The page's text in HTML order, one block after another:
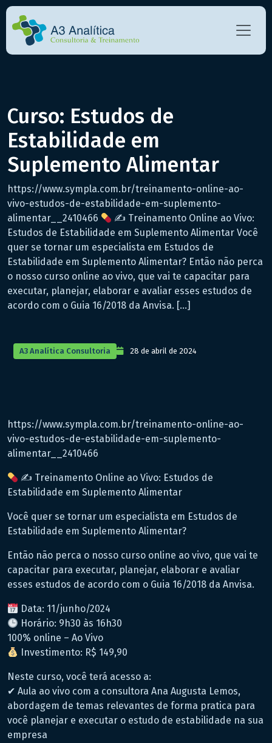
Curso: Estudos de
Estabilidade em
Suplemento Alimentar
https://www.sympla.com.br/treinamento-online-ao-
vivo-estudos-de-estabilidade-em-suplemento-
alimentar__2410466
✍ Treinamento Online ao Vivo:
Estudos de Estabilidade em Suplemento Alimentar Você
quer se tornar um especialista em Estudos de
Estabilidade em Suplemento Alimentar? Então não perca
o nosso curso online ao vivo, que vai te capacitar para
executar, planejar, elaborar e avaliar esses estudos de
acordo com o Guia 16/2018 da Anvisa. […]
A3 Analítica Consultoria 28 de abril de 2024
https://www.sympla.com.br/treinamento-online-ao-
vivo-estudos-de-estabilidade-em-suplemento-
alimentar__2410466
✍ Treinamento Online ao Vivo: Estudos de
Estabilidade em Suplemento Alimentar
Você quer se tornar um especialista em Estudos de
Estabilidade em Suplemento Alimentar?
Então não perca o nosso curso online ao vivo, que vai te
capacitar para executar, planejar, elaborar e avaliar
esses estudos de acordo com o Guia 16/2018 da Anvisa.
Data: 11/junho/2024
Horário: 9h30 às 16h30
100% online – Ao Vivo
Investimento: R$ 149,90
Neste curso, você terá acesso a:
✔ Aula ao vivo com a consultora Ana Augusta Lemos,
abordagem de temas relevantes de forma pratica para
você planejar e executar o estudo de estabilidade na sua
empresa